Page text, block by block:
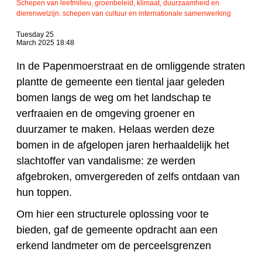
Schepen van leefmilieu, groenbeleid, klimaat, duurzaamheid en
dierenwelzijn. schepen van cultuur en internationale samenwerking
Tuesday 25
March 2025 18:48
In de Papenmoerstraat en de omliggende straten
plantte de gemeente een tiental jaar geleden
bomen langs de weg om het landschap te
verfraaien en de omgeving groener en
duurzamer te maken. Helaas werden deze
bomen in de afgelopen jaren herhaaldelijk het
slachtoffer van vandalisme: ze werden
afgebroken, omvergereden of zelfs ontdaan van
hun toppen.
Om hier een structurele oplossing voor te
bieden, gaf de gemeente opdracht aan een
erkend landmeter om de perceelsgrenzen